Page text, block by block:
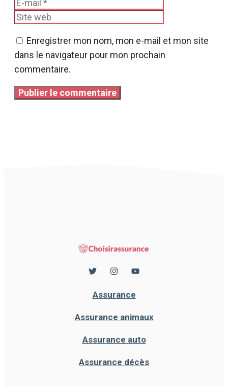
Enregistrer mon nom, mon e-mail et mon site
dans le navigateur pour mon prochain
commentaire.
Assurance
Assurance animaux
Assurance auto
Assurance décès